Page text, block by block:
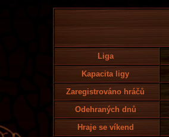
Liga
Kapacita ligy
Zaregistrováno hráčů
Odehraných dnů
Hraje se víkend